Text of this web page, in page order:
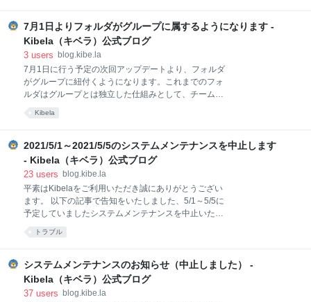
「環境設定」ページから、リッチテキストエディタβ
版を「有効にする」ボタンを押してください。リッチ
テキストエディタβ版が有効になると、マークダウン
エディタ
一部の機能が利用できない、正しく表示されないなど
の問題が発生する可能性があります。またIE11に起因
するこのような問題は、サポート対象外とさせていた
だきます。 現在IE11をお使いのお客様は、お手数をお
かけしますがKibelaがサポートしているブラウザであ
るMicrosoft EdgeやGoogle Chrome、Firefoxなどの最
たします。 IE11サポート終了の背景 IE11の開発元の
7月1日よりフォルダがグループに属するようになります -
Kibela（キベラ）公式ブログ
3 users blog.kibe.la
7月1日に行う予定の次回アップデートより、フォルダ
がグループに紐付くようになります。これまでのフォ
ルダはグループとは独立した仕組みとして、チーム内
の記事が属するグループに自動的に振り分けられま
す。現状のフォルダ構造が大きく変わる変更であり、
皆様の組織で運用されているルールにも影響すると思
ください。 7月1日（木）22:00 - 23:00 にメンテナン
スを行います リリース日は2021年7月1日（木）を予
定しており、それに伴って22:00から1時間程度のメン
テナンス作業を行います。メンテナンス中は、Kibela
Kibela
2021/5/1～2021/5/5のシステムメンテナンスを中止します
- Kibela（キベラ）公式ブログ
23 users blog.kibe.la
平素はKibelaをご利用いただき誠にありがとうござい
ます。 以下の記事で告知をいたしました、5/1～5/5に
予定していましたシステムメンテナンスを中止いたし
ます。 blog.kibe.la 大幅なデータ構造の変更を行うた
め、Kibelaをご利用の皆様には大変申し訳ございませ
の間オフラインで記事等を閲覧できるよう対応をお願
いしておりました。 メンテナンスと共に大きな機能の
リリースを予定しておりましたが、その公開を延期
トラブル
システムメンテナンスのお知らせ（中止しました） -
Kibela（キベラ）公式ブログ
37 users blog.kibe.la